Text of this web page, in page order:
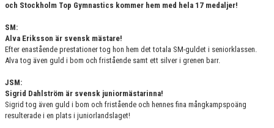
och Stockholm Top Gymnastics kommer hem med hela 17 medaljer!
SM:
Alva Eriksson är svensk mästare!
Efter enastående prestationer tog hon hem det totala SM-guldet i seniorklassen.
Alva tog även guld i bom och fristående samt ett silver i grenen barr.
JSM:
Sigrid Dahlström är svensk juniormästarinna!
Sigrid tog även guld i bom och fristående och hennes fina mångkampspoäng
resulterade i en plats i juniorlandslaget!